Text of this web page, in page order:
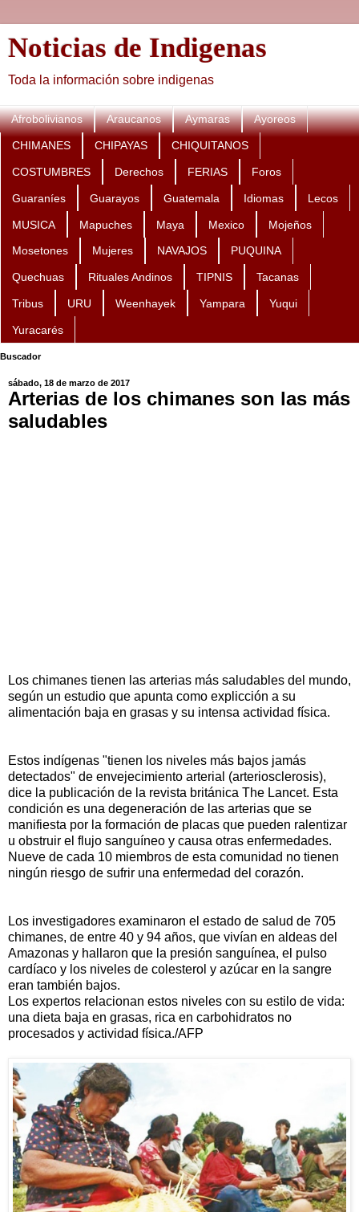
Noticias de Indigenas
Toda la información sobre indigenas
Afrobolivianos Araucanos Aymaras Ayoreos
CHIMANES CHIPAYAS CHIQUITANOS
COSTUMBRES Derechos FERIAS Foros
Guaraníes Guarayos Guatemala Idiomas Lecos
MUSICA Mapuches Maya Mexico Mojeños
Mosetones Mujeres NAVAJOS PUQUINA
Quechuas Rituales Andinos TIPNIS Tacanas
Tribus URU Weenhayek Yampara Yuqui
Yuracarés
Buscador
sábado, 18 de marzo de 2017
Arterias de los chimanes son las más
saludables
Los chimanes tienen las arterias más saludables del mundo,
según un estudio que apunta como explicción a su
alimentación baja en grasas y su intensa actividad física.
Estos indígenas "tienen los niveles más bajos jamás
detectados" de envejecimiento arterial (arteriosclerosis),
dice la publicación de la revista británica The Lancet. Esta
condición es una degeneración de las arterias que se
manifiesta por la formación de placas que pueden ralentizar
u obstruir el flujo sanguíneo y causa otras enfermedades.
Nueve de cada 10 miembros de esta comunidad no tienen
ningún riesgo de sufrir una enfermedad del corazón.
Los investigadores examinaron el estado de salud de 705
chimanes, de entre 40 y 94 años, que vivían en aldeas del
Amazonas y hallaron que la presión sanguínea, el pulso
cardíaco y los niveles de colesterol y azúcar en la sangre
eran también bajos.
Los expertos relacionan estos niveles con su estilo de vida:
una dieta baja en grasas, rica en carbohidratos no
procesados y actividad física./AFP